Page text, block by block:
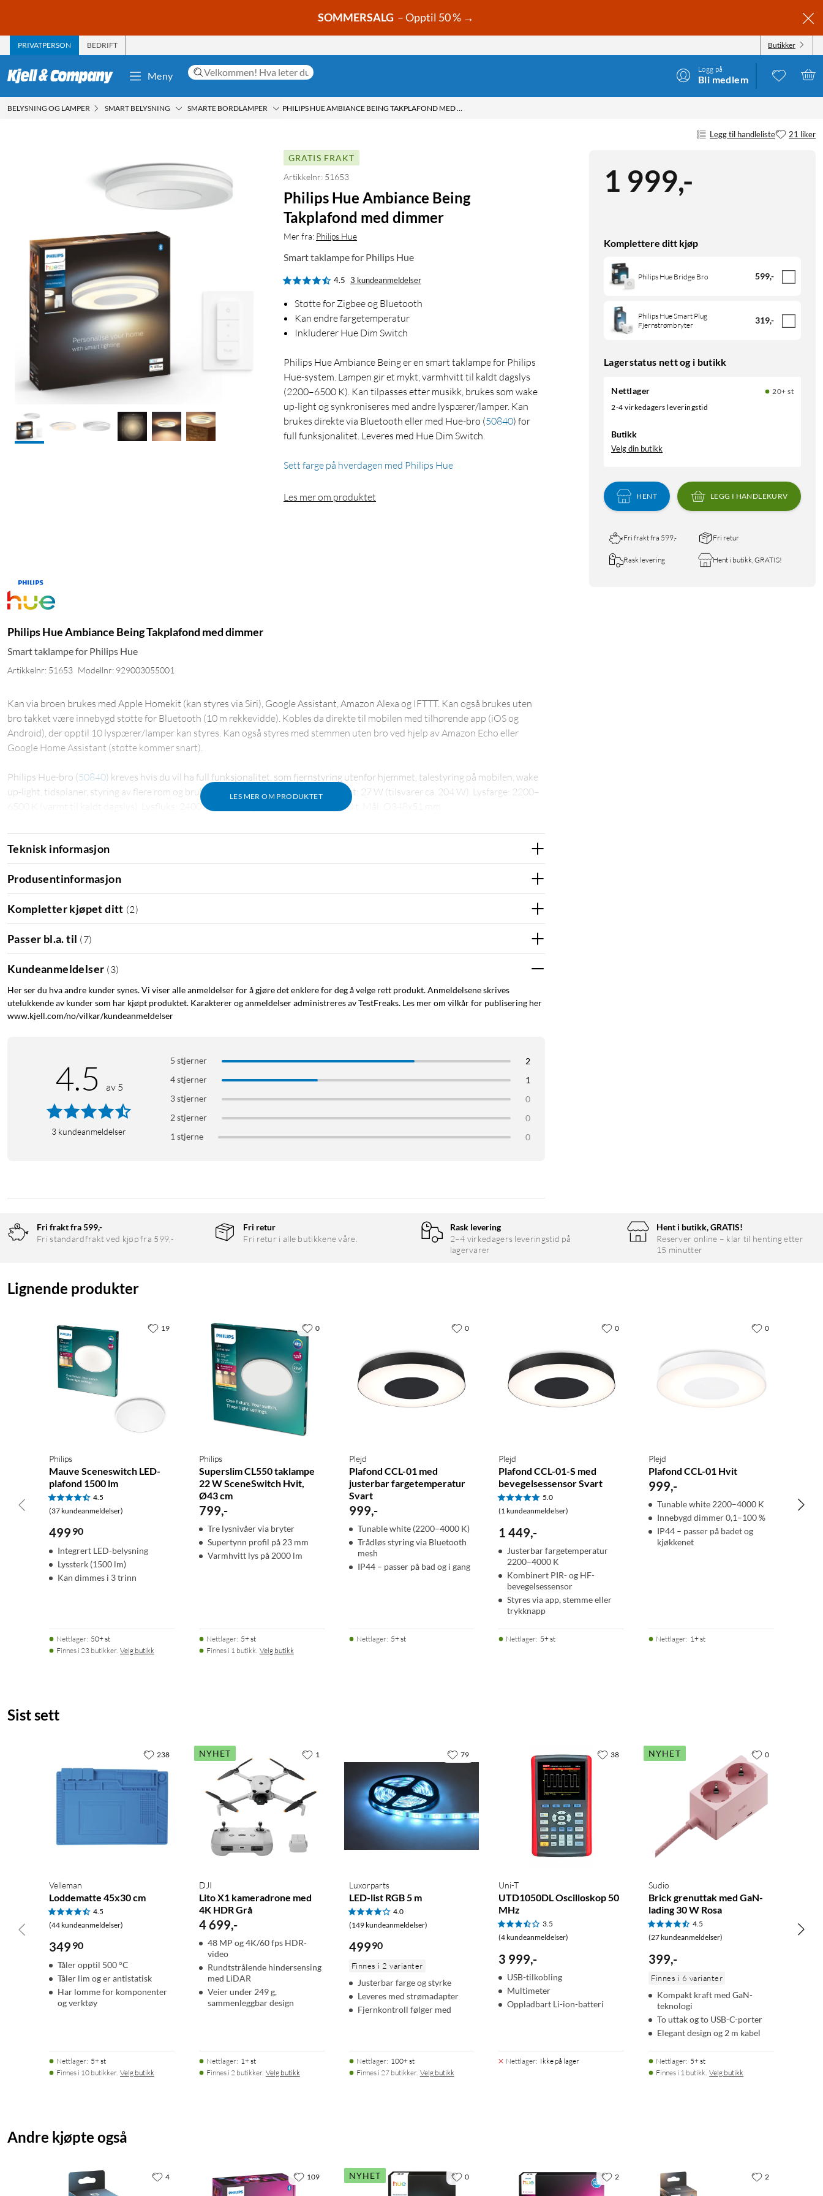
SOMMERSALG – Opptil 50 % →
PRIVATPERSON BEDRIFT Butikker
Meny
Logg på
Bli medlem
BELYSNING OG LAMPER SMART BELYSNING SMARTE BORDLAMPER PHILIPS HUE AMBIANCE BEING TAKPLAFOND MED DIMMER
Legg til handleliste 21 liker
1 999,-
Komplettere ditt kjøp
Philips Hue Bridge Bro 599,-
Philips Hue Smart Plug
Fjernstrømbryter
319,-
Lagerstatus nett og i butikk
Nettlager
20+ st
2-4 virkedagers leveringstid
Butikk
Velg din butikk
HENT LEGG I HANDLEKURV
Fri frakt fra 599,- Fri retur
Rask levering Hent i butikk, GRATIS!
GRATIS FRAKT
Artikkelnr: 51653
Philips Hue Ambiance Being
Takplafond med dimmer
Mer fra: Philips Hue
Smart taklampe for Philips Hue
4.5 3 kundeanmeldelser
Støtte for Zigbee og Bluetooth
Kan endre fargetemperatur
Inkluderer Hue Dim Switch
Philips Hue Ambiance Being er en smart taklampe for Philips
Hue-system. Lampen gir et mykt, varmhvitt til kaldt dagslys
(2200–6500 K). Kan tilpasses etter musikk, brukes som wake
up-light og synkroniseres med andre lyspærer/lamper. Kan
brukes direkte via Bluetooth eller med Hue-bro (50840) for
full funksjonalitet. Leveres med Hue Dim Switch.
Sett farge på hverdagen med Philips Hue
Les mer om produktet
Philips Hue Ambiance Being Takplafond med dimmer
Smart taklampe for Philips Hue
Artikkelnr: 51653 Modellnr: 929003055001
LES MER OM PRODUKTET
Kan via broen brukes med Apple Homekit (kan styres via Siri), Google Assistant, Amazon Alexa og IFTTT. Kan også brukes uten
bro takket være innebygd støtte for Bluetooth (10 m rekkevidde). Kobles da direkte til mobilen med tilhørende app (iOS og
Android), der opptil 10 lyspærer/lamper kan styres. Kan også styres med stemmen uten bro ved hjelp av Amazon Echo eller
Google Home Assistant (støtte kommer snart).
Philips Hue-bro (50840) kreves hvis du vil ha full funksjonalitet, som fjernstyring utenfor hjemmet, talestyring på mobilen, wake
up-light, tidsplaner, styring av flere rom og bruk av opptil 50 lyspærer/lamper. Effekt: 27 W (tilsvarer ca. 204 W). Lysfarge: 2200–
6500 K (varmt til kaldt dagslys). Lysfluks: 2400 lm. Spenning: 230 V. Levetid: 25 000 t. Mål: Ø348x51 mm.
Teknisk informasjon
Produsentinformasjon
Kompletter kjøpet ditt (2)
Passer bl.a. til (7)
Kundeanmeldelser (3)
Her ser du hva andre kunder synes. Vi viser alle anmeldelser for å gjøre det enklere for deg å velge rett produkt. Anmeldelsene skrives
utelukkende av kunder som har kjøpt produktet. Karakterer og anmeldelser administreres av TestFreaks. Les mer om vilkår for publisering her
www.kjell.com/no/vilkar/kundeanmeldelser
4.5 av 5
3 kundeanmeldelser
5 stjerner
2
4 stjerner
1
3 stjerner
0
2 stjerner
0
1 stjerne
0
Fri frakt fra 599,-
Fri standardfrakt ved kjøp fra 599,-
Fri retur
Fri retur i alle butikkene våre.
Rask levering
2–4 virkedagers leveringstid på
lagervarer
Hent i butikk, GRATIS!
Reserver online – klar til henting etter
15 minutter
Lignende produkter
Philips
Mauve Sceneswitch LED-
plafond 1500 lm
4.5
(37 kundeanmeldelser)
499 90
Integrert LED-belysning
Lyssterk (1500 lm)
Kan dimmes i 3 trinn
Nettlager: 50+ st
Finnes i 23 butikker. Velg butikk
19
Philips
Superslim CL550 taklampe
22 W SceneSwitch Hvit,
Ø43 cm
799,-
Tre lysnivåer via bryter
Supertynn profil på 23 mm
Varmhvitt lys på 2000 lm
Nettlager: 5+ st
Finnes i 1 butikk. Velg butikk
0
Plejd
Plafond CCL-01 med
justerbar fargetemperatur
Svart
999,-
Tunable white (2200–4000 K)
Trådløs styring via Bluetooth
mesh
IP44 – passer på bad og i gang
Nettlager: 5+ st
0
Plejd
Plafond CCL-01-S med
bevegelsessensor Svart
5.0
(1 kundeanmeldelser)
1 449,-
Justerbar fargetemperatur
2200–4000 K
Kombinert PIR- og HF-
bevegelsessensor
Styres via app, stemme eller
trykknapp
Nettlager: 5+ st
0
Plejd
Plafond CCL-01 Hvit
999,-
Tunable white 2200–4000 K
Innebygd dimmer 0,1–100 %
IP44 – passer på badet og
kjøkkenet
Nettlager: 1+ st
0
Sist sett
Velleman
Loddematte 45x30 cm
4.5
(44 kundeanmeldelser)
349 90
Tåler opptil 500 °C
Tåler lim og er antistatisk
Har lomme for komponenter
og verktøy
Nettlager: 5+ st
Finnes i 10 butikker. Velg butikk
238 NYHET
DJI
Lito X1 kameradrone med
4K HDR Grå
4 699,-
48 MP og 4K/60 fps HDR-
video
Rundtstrålende hindersensing
med LiDAR
Veier under 249 g,
sammenleggbar design
Nettlager: 1+ st
Finnes i 2 butikker. Velg butikk
1
Luxorparts
LED-list RGB 5 m
4.0
(149 kundeanmeldelser)
49990
Finnes i 2 varianter
Justerbar farge og styrke
Leveres med strømadapter
Fjernkontroll følger med
Nettlager: 100+ st
Finnes i 27 butikker. Velg butikk
79
Uni-T
UTD1050DL Oscilloskop 50
MHz
3.5
(4 kundeanmeldelser)
3 999,-
USB-tilkobling
Multimeter
Oppladbart Li-ion-batteri
Nettlager: Ikke på lager
38 NYHET
Sudio
Brick grenuttak med GaN-
lading 30 W Rosa
4.5
(27 kundeanmeldelser)
399,-
Finnes i 6 varianter
Kompakt kraft med GaN-
teknologi
To uttak og to USB-C-porter
Elegant design og 2 m kabel
Nettlager: 5+ st
Finnes i 1 butikk. Velg butikk
0
Andre kjøpte også
4 109 NYHET 0 2 2